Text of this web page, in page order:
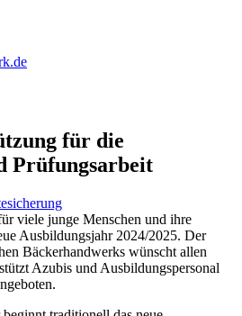
für die
Prüfungsarbeit
viele junge Menschen und ihre
Ausbildungsjahr 2024/2025. Der
Bäckerhandwerks wünscht allen
Azubis und Ausbildungspersonal